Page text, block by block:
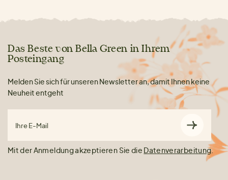
Das Beste von Bella Green in Ihrem
Posteingang
Melden Sie sich für unseren Newsletter an, damit Ihnen keine
Neuheit entgeht
Ihre E-Mail
Mit der Anmeldung akzeptieren Sie die Datenverarbeitung.